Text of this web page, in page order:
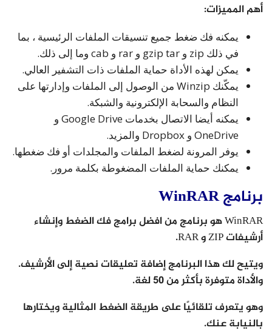
أهم المميزات:
يمكنه فك ضغط جميع تنسيقات الملفات الرئيسية ، بما
في ذلك zip و gzip tar و rar و cab وما إلى ذلك.
يمكن لهذه الأداة حماية الملفات ذات التشفير العالي.
يمكّنك Winzip من الوصول إلى الملفات وإدارتها على
النظام والسحابة الإلكترونية والشبكة.
يمكنه أيضا الاتصال بخدمات Google Drive و
OneDrive و Dropbox والمزيد.
يوفر المرونة لضغط الملفات والمجلدات أو فك ضغطها.
يمكنك حماية الملفات المضغوطة بكلمة مرور.
برنامج WinRAR
WinRAR هو برنامج من افضل برامج فك الضغط وإنشاء
أرشيفات ZIP و RAR.
ويتيح لك هذا البرنامج إضافة تعليقات نصية إلى الأرشيف.
والأداة متوفرة بأكثر من 50 لغة.
وهو يتعرف تلقائيًا على طريقة الضغط المثالية ويختارها
بالنيابة عنك.